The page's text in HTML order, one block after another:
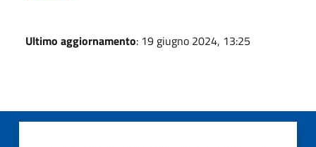
Ultimo aggiornamento: 19 giugno 2024, 13:25